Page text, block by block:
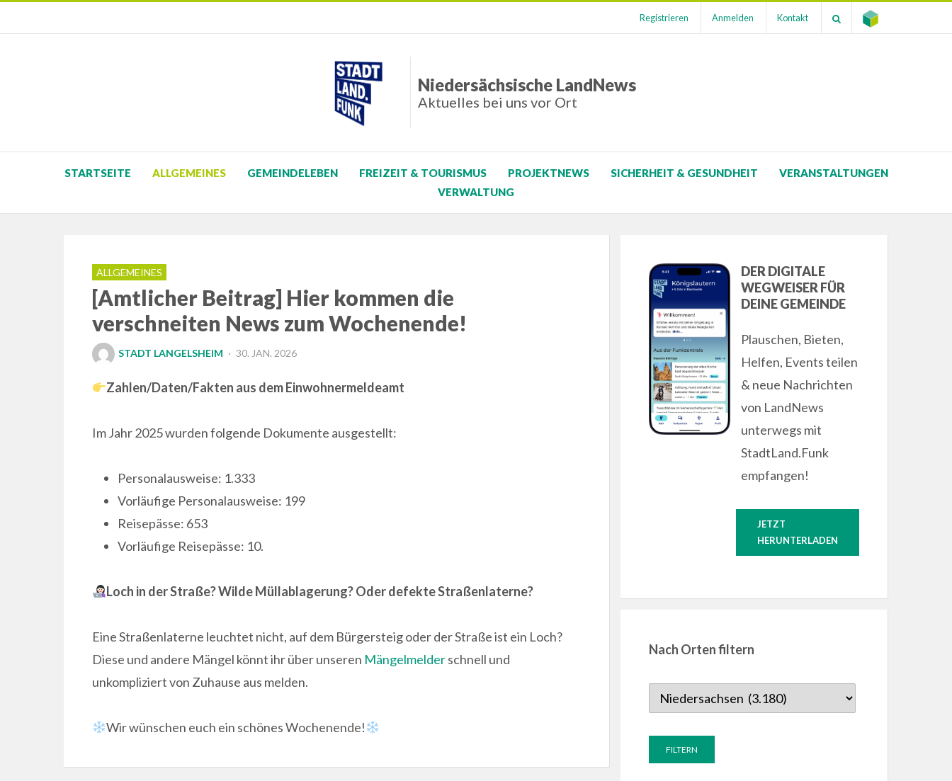
Registrieren Anmelden Kontakt
Niedersächsische LandNews
Aktuelles bei uns vor Ort
STARTSEITE ALLGEMEINES GEMEINDELEBEN FREIZEIT & TOURISMUS PROJEKTNEWS SICHERHEIT & GESUNDHEIT
VERANSTALTUNGEN
VERWALTUNG
ALLGEMEINES
[Amtlicher Beitrag] Hier kommen die
verschneiten News zum Wochenende!
STADT LANGELSHEIM
POSTED
30. JAN. 2026
Zahlen/Daten/Fakten aus dem Einwohnermeldeamt
Im Jahr 2025 wurden folgende Dokumente ausgestellt:
Personalausweise: 1.333
Vorläufige Personalausweise: 199
Reisepässe: 653
Vorläufige Reisepässe: 10.
Loch in der Straße? Wilde Müllablagerung? Oder defekte Straßenlaterne?
Eine Straßenlaterne leuchtet nicht, auf dem Bürgersteig oder der Straße ist ein Loch?
Diese und andere Mängel könnt ihr über unseren Mängelmelderschnell und
unkompliziert von Zuhause aus melden.
Wir wünschen euch ein schönes Wochenende!
DER DIGITALE
WEGWEISER FÜR
DEINE GEMEINDE
Plauschen, Bieten,
Helfen, Events teilen
& neue Nachrichten
von LandNews
unterwegs mit
StadtLand.Funk
empfangen!
JETZT
HERUNTERLADEN
Nach Orten filtern